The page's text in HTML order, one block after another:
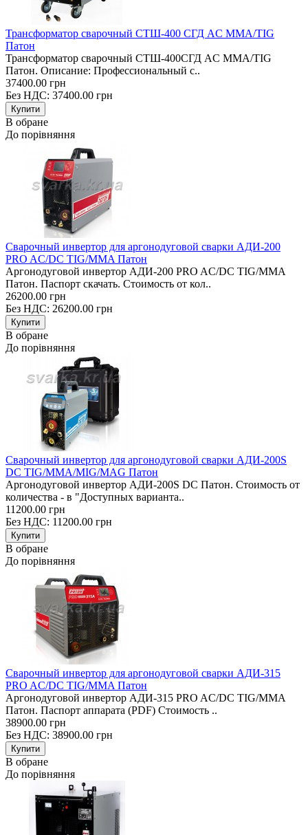
Трансформатор сварочный СТШ-400 СГД AC MMA/TIG
Патон
Трансформатор сварочный CТШ-400СГД AC MMA/TIG
Патон. Описание: Профессиональный с..
37400.00 грн
Без НДС: 37400.00 грн
В обране
До порівняння
Сварочный инвертор для аргонодуговой сварки АДИ-200
PRO AC/DC TIG/MMA Патон
Аргонодуговой инвертор АДИ-200 PRO AC/DC TIG/MMA
Патон. Паспорт скачать. Стоимость от кол..
26200.00 грн
Без НДС: 26200.00 грн
В обране
До порівняння
Сварочный инвертор для аргонодуговой сварки АДИ-200S
DC TIG/MMA/MIG/MAG Патон
Аргонодуговой инвертор АДИ-200S DC Патон. Стоимость от
количества - в "Доступных варианта..
11200.00 грн
Без НДС: 11200.00 грн
В обране
До порівняння
Сварочный инвертор для аргонодуговой сварки АДИ-315
PRO AC/DC TIG/MMA Патон
Аргонодуговой инвертор АДИ-315 PRO AC/DC TIG/MMA
Патон. Паспорт аппарата (PDF) Стоимость ..
38900.00 грн
Без НДС: 38900.00 грн
В обране
До порівняння